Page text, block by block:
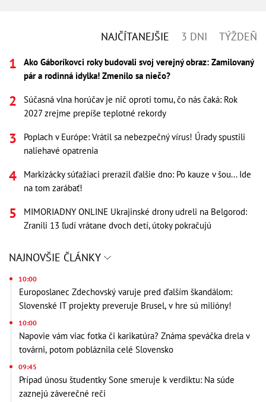
NAJČÍTANEJŠIE 3 DNI TÝŽDEŇ
Ako Gáboríkovci roky budovali svoj verejný obraz: Zamilovaný
pár a rodinná idylka! Zmenilo sa niečo?
Súčasná vlna horúčav je nič oproti tomu, čo nás čaká: Rok
2027 zrejme prepíše teplotné rekordy
Poplach v Európe: Vrátil sa nebezpečný vírus! Úrady spustili
naliehavé opatrenia
Markizácky súťažiaci prerazil ďalšie dno: Po kauze v šou... Ide
na tom zarábať!
MIMORIADNY ONLINE Ukrajinské drony udreli na Belgorod:
Zranili 13 ľudí vrátane dvoch detí, útoky pokračujú
NAJNOVŠIE ČLÁNKY
10:00
Europoslanec Zdechovský varuje pred ďalším škandálom:
Slovenské IT projekty preveruje Brusel, v hre sú milióny!
10:00
Napovie vám viac fotka či karikatúra? Známa speváčka drela v
továrni, potom pobláznila celé Slovensko
09:45
Prípad únosu študentky Sone smeruje k verdiktu: Na súde
zaznejú záverečné reči